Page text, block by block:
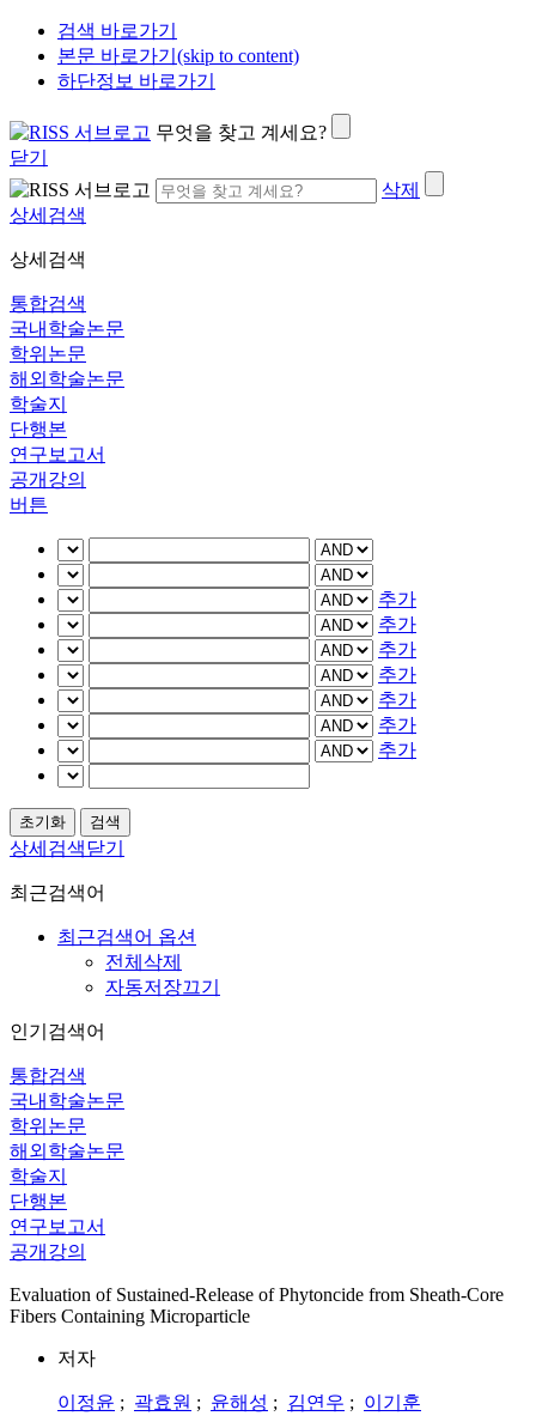
검색 바로가기
본문 바로가기(skip to content)
하단정보 바로가기
무엇을 찾고 계세요?
닫기
삭제
상세검색
상세검색
통합검색
국내학술논문
학위논문
해외학술논문
학술지
단행본
연구보고서
공개강의
버튼
추가
추가
추가
추가
추가
추가
추가
상세검색닫기
최근검색어
최근검색어 옵션
전체삭제
자동저장끄기
인기검색어
통합검색
국내학술논문
학위논문
해외학술논문
학술지
단행본
연구보고서
공개강의
Evaluation of Sustained-Release of Phytoncide from Sheath-Core
Fibers Containing Microparticle
저자
이정윤 ; 곽효원 ; 윤해성 ; 김연우 ; 이기훈